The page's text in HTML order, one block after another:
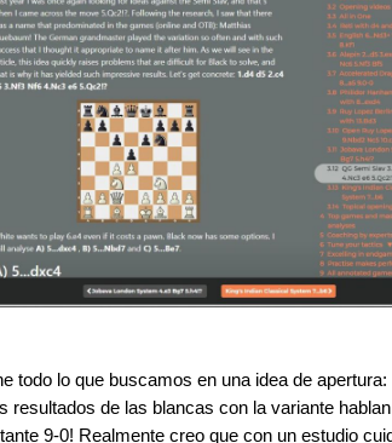
todo lo que buscamos en una idea de
resultados de las blancas con la variante
9-0! Realmente creo que con un estudio